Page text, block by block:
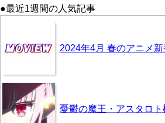
●最近1週間の人気記事
2024年4月 春のアニメ新
憂鬱の魔王・アスタロト